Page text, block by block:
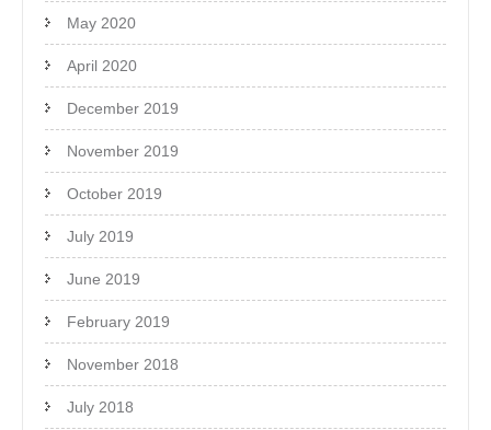
May 2020
April 2020
December 2019
November 2019
October 2019
July 2019
June 2019
February 2019
November 2018
July 2018